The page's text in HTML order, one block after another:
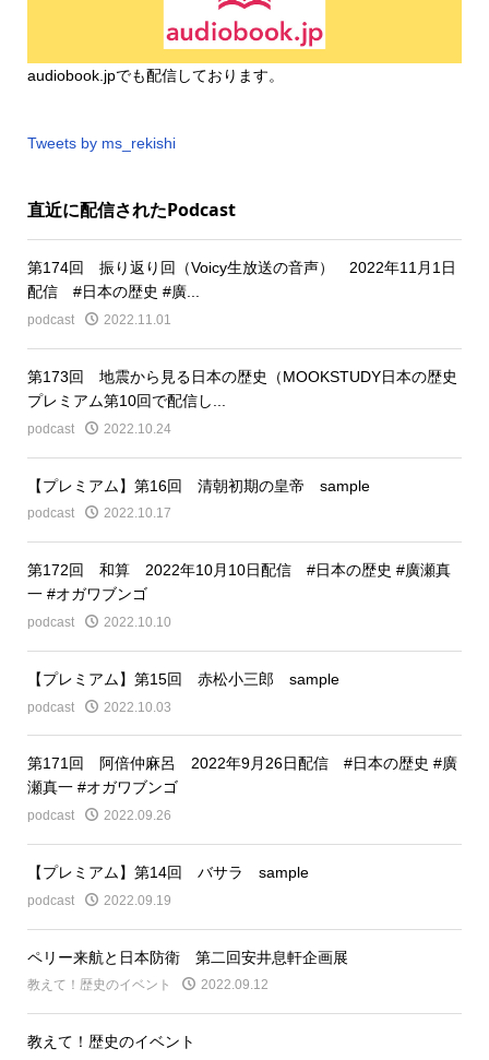
audiobook.jpでも配信しております。
Tweets by ms_rekishi
直近に配信されたPodcast
第174回 振り返り回（Voicy生放送の音声） 2022年11月1日
配信 #日本の歴史 #廣...
podcast 2022.11.01
第173回 地震から見る日本の歴史（MOOKSTUDY日本の歴史
プレミアム第10回で配信し...
podcast 2022.10.24
【プレミアム】第16回 清朝初期の皇帝 sample
podcast 2022.10.17
第172回 和算 2022年10月10日配信 #日本の歴史 #廣瀬真
一 #オガワブンゴ
podcast 2022.10.10
【プレミアム】第15回 赤松小三郎 sample
podcast 2022.10.03
第171回 阿倍仲麻呂 2022年9月26日配信 #日本の歴史 #廣
瀬真一 #オガワブンゴ
podcast 2022.09.26
【プレミアム】第14回 バサラ sample
podcast 2022.09.19
ペリー来航と日本防衛 第二回安井息軒企画展
教えて！歴史のイベント 2022.09.12
教えて！歴史のイベント